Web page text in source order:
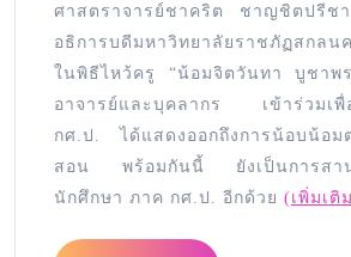
ศาสตราจารย์ชาคริต ชาญชิตปรีช
อธิการบดีมหาวิทยาลัยราชภัฏสกล
ในพิธีไหว้ครู “น้อมจิตวันทา บูชาพ
อาจารย์และบุคลากร เข้าร่วมเพื่
กศ.ป. ได้แสดงออกถึงการน้อบน้อม
สอน พร้อมกันนี้ ยังเป็นการสาน
นักศึกษา ภาค กศ.ป. อีกด้วย (เพิ่มเติ